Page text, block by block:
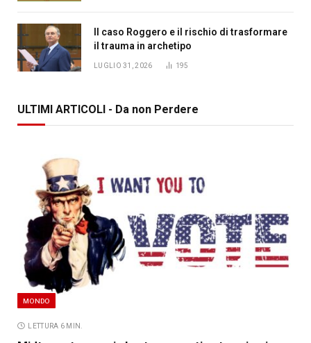
Il caso Roggero e il rischio di trasformare
il trauma in archetipo
LUGLIO 31, 2026 195
ULTIMI ARTICOLI - Da non Perdere
MONDO
LETTURA 6 MIN.